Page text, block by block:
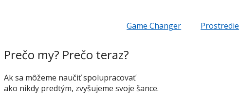
Game Changer Prostredie
Prečo my? Prečo teraz?
Ak sa môžeme naučiť spolupracovať
ako nikdy predtým, zvyšujeme svoje šance.